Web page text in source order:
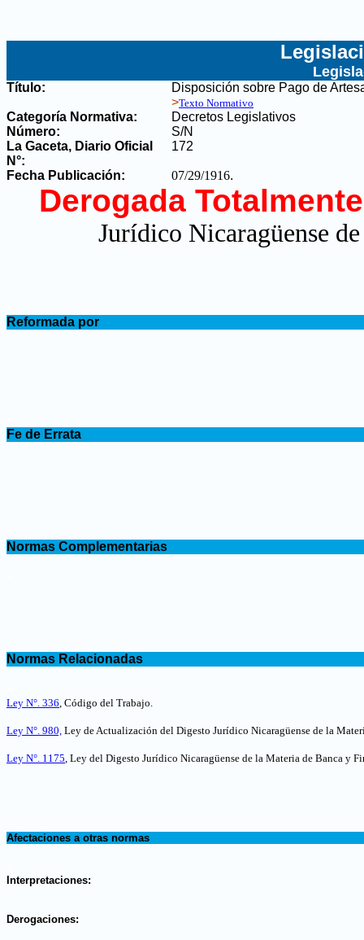
Título:
Disposición sobre Pago de
>Texto Normativo
Categoría Normativa:
Decretos Legislativos
Número:
S/N
La Gaceta, Diario Oficial
N°:
172
Fecha Publicación: 07/29/1916.
Derogada
Jurídico Nicaragüense
Reformada por
Fe de Errata
Normas Complementarias
Normas Relacionadas
Ley N°. 336, Código del Trabajo.
Ley N°. 980, Ley de Actualización del Digesto Jurídico Nicaragüense de la
Ley N°. 1175, Ley del Digesto Jurídico Nicaragüense de la Materia de Banca y
Afectaciones a otras normas
Interpretaciones:
Derogaciones: